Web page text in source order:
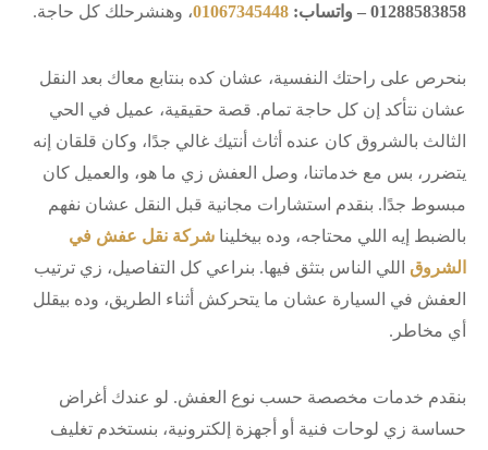
01288583858 – واتساب:
01067345448، وهنشرحلك كل حاجة.
بنحرص على راحتك النفسية، عشان كده بنتابع معاك بعد النقل
عشان نتأكد إن كل حاجة تمام. قصة حقيقية، عميل في الحي
الثالث بالشروق كان عنده أثاث أنتيك غالي جدًا، وكان قلقان إنه
يتضرر، بس مع خدماتنا، وصل العفش زي ما هو، والعميل كان
مبسوط جدًا. بنقدم استشارات مجانية قبل النقل عشان نفهم
بالضبط إيه اللي محتاجه، وده بيخلينا شركة نقل عفش في
الشروق اللي الناس بتثق فيها. بنراعي كل التفاصيل، زي ترتيب
العفش في السيارة عشان ما يتحركش أثناء الطريق، وده بيقلل
أي مخاطر.
بنقدم خدمات مخصصة حسب نوع العفش. لو عندك أغراض
حساسة زي لوحات فنية أو أجهزة إلكترونية، بنستخدم تغليف